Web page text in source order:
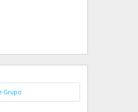
Grupo